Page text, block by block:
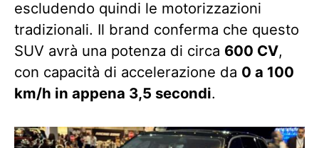
escludendo quindi le motorizzazioni
tradizionali. Il brand conferma che questo
SUV avrà una potenza di circa 600 CV,
con capacità di accelerazione da 0 a 100
km/h in appena 3,5 secondi.